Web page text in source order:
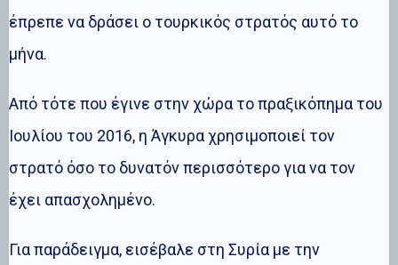
έπρεπε να δράσει ο τουρκικός στρατός αυτό το
μήνα.
Από τότε που έγινε στην χώρα το πραξικόπημα του
Ιουλίου του 2016, η Άγκυρα χρησιμοποιεί τον
στρατό όσο το δυνατόν περισσότερο για να τον
έχει απασχολημένο.
Για παράδειγμα, εισέβαλε στη Συρία με την